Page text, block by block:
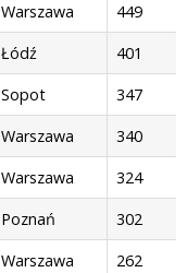
Warszawa
449
Łódź
401
Sopot
347
Warszawa
340
Warszawa
324
Poznań
302
Warszawa 262